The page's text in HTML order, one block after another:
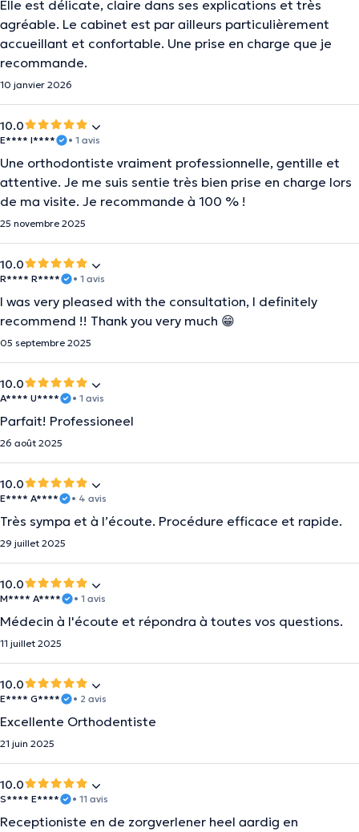
Elle est délicate, claire dans ses explications et très
agréable. Le cabinet est par ailleurs particulièrement
accueillant et confortable. Une prise en charge que je
recommande.
10 janvier 2026
10.0
E**** I**** • 1 avis
Une orthodontiste vraiment professionnelle, gentille et
attentive. Je me suis sentie très bien prise en charge lors
de ma visite. Je recommande à 100 % !
25 novembre 2025
10.0
R**** R**** • 1 avis
I was very pleased with the consultation, I definitely
recommend !! Thank you very much 😁
05 septembre 2025
10.0
A**** U**** • 1 avis
Parfait! Professioneel
26 août 2025
10.0
E**** A**** • 4 avis
Très sympa et à l’écoute. Procédure efficace et rapide.
29 juillet 2025
10.0
M**** A**** • 1 avis
Médecin à l'écoute et répondra à toutes vos questions.
11 juillet 2025
10.0
E**** G**** • 2 avis
Excellente Orthodentiste
21 juin 2025
10.0
S**** E**** • 11 avis
Receptioniste en de zorgverlener heel aardig en